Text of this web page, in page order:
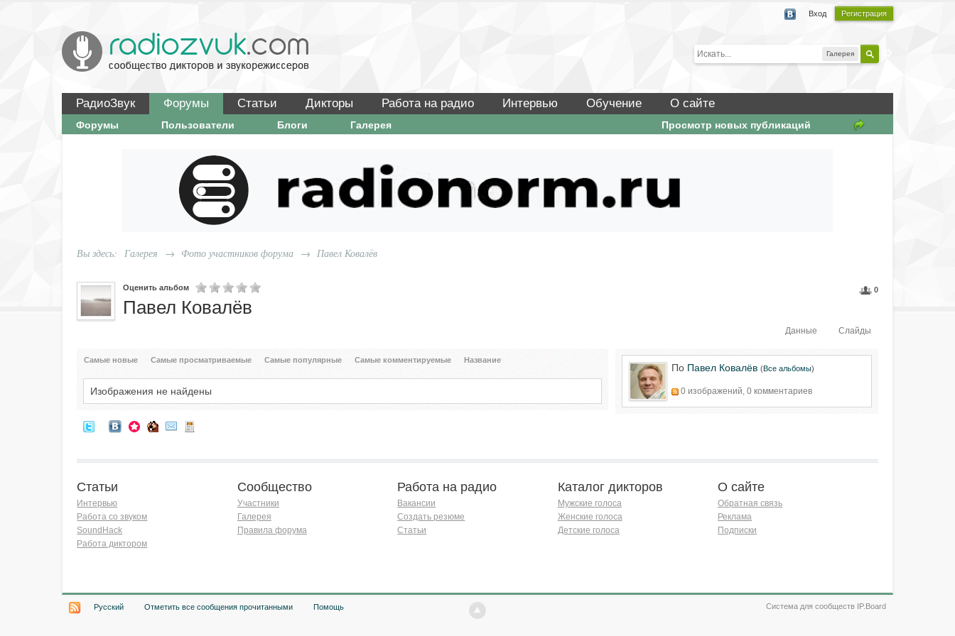
Вход Регистрация
Галерея
РадиоЗвук Форумы Статьи Дикторы Работа на радио Интервью Обучение О сайте
Просмотр новых публикаций
Форумы Пользователи Блоги Галерея
Вы здесь: Галерея → Фото участников форума → Павел Ковалёв
0
Оценить альбом
Павел Ковалёв
Слайды
Данные
По Павел Ковалёв (Все альбомы)
0 изображений, 0 комментариев
Самые новые Самые просматриваемые Самые популярные Самые комментируемые Название
Изображения не найдены
Статьи
Интервью
Работа со звуком
SoundHack
Работа диктором
Сообщество
Участники
Галерея
Правила форума
Работа на радио
Вакансии
Создать резюме
Статьи
Каталог дикторов
Мужские голоса
Женские голоса
Детские голоса
О сайте
Обратная связь
Реклама
Подписки
Русский Отметить все сообщения прочитанными Помощь Система для сообществ IP.Board